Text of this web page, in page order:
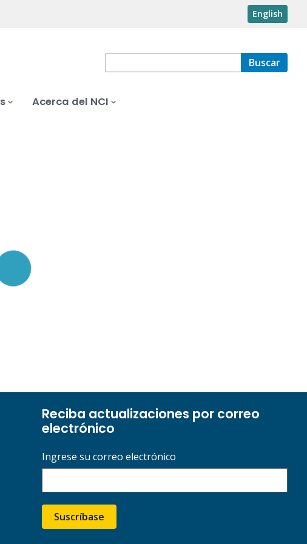
English
Buscar
Acerca del NCI
Reciba actualizaciones por correo
electrónico
Ingrese su correo electrónico
Suscríbase